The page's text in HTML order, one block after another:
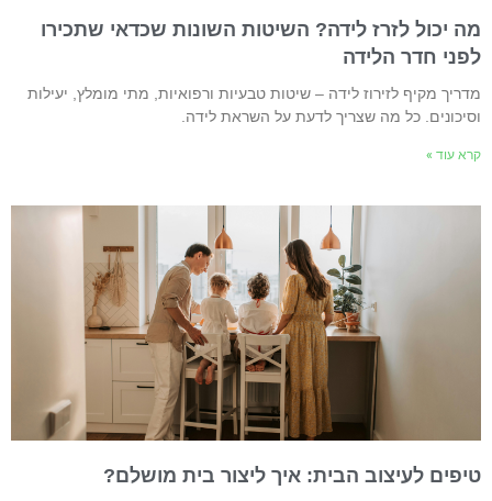
יכול לזרז לידה? השיטות השונות שכדאי שתכירו
חדר הלידה
מקיף לזירוז לידה – שיטות טבעיות ורפואיות, מתי מומלץ, יעילות
כל מה שצריך לדעת על השראת לידה.
עוד »
לעיצוב הבית: איך ליצור בית מושלם?